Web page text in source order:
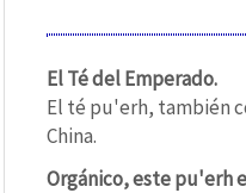
El Té del Emperado.
El té pu'erh, también
China.
Orgánico, este pu'erh